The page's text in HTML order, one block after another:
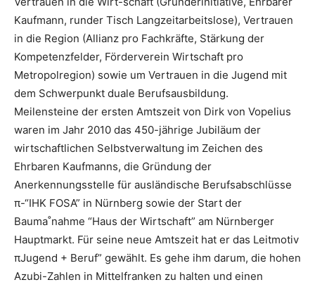
Kaufmann, runder Tisch Langzeitarbeitslose), Vertrauen
in die Region (Allianz pro Fachkräfte, Stärkung der
Kompetenzfelder, Förderverein Wirtschaft pro
Metropolregion) sowie um Vertrauen in die Jugend mit
dem Schwerpunkt duale Berufsausbildung.
Meilensteine der ersten Amtszeit von Dirk von Vopelius
waren im Jahr 2010 das 450-jährige Jubiläum der
wirtschaftlichen Selbstverwaltung im Zeichen des
Ehrbaren Kaufmanns, die Gründung der
Anerkennungsstelle für ausländische Berufsabschlüsse
π-“IHK FOSA” in Nürnberg sowie der Start der
Bauma˚nahme “Haus der Wirtschaft” am Nürnberger
Hauptmarkt. Für seine neue Amtszeit hat er das Leitmotiv
πJugend + Beruf” gewählt. Es gehe ihm darum, die hohen
Azubi-Zahlen in Mittelfranken zu halten und einen